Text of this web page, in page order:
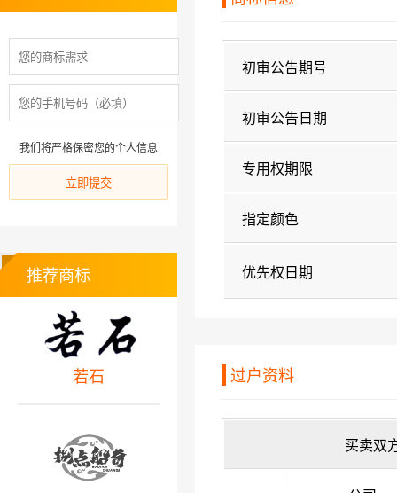
初审公告期号
初审公告日期
专用权期限
指定颜色
优先权日期
过户资料
买卖双
我们将严格保密您的个人信息
推荐商标
若石